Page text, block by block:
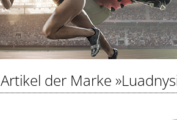
Artikel der Marke